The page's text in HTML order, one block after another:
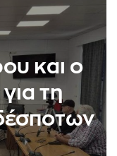
και ο
τη